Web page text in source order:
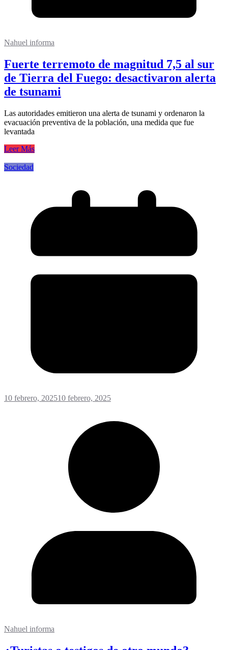
Nahuel informa
Fuerte terremoto de magnitud 7,5 al sur
de Tierra del Fuego: desactivaron alerta
de tsunami
Las autoridades emitieron una alerta de tsunami y ordenaron la
evacuación preventiva de la población, una medida que fue
levantada
Leer Más
Sociedad
10 febrero, 202510 febrero, 2025
Nahuel informa